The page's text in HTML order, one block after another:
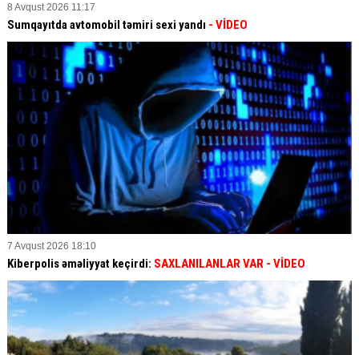
8 Avqust 2026 11:17
Sumqayıtda avtomobil təmiri sexi yandı - VİDEO
7 Avqust 2026 18:10
Kiberpolis əməliyyat keçirdi: SAXLANILANLAR VAR - VİDEO